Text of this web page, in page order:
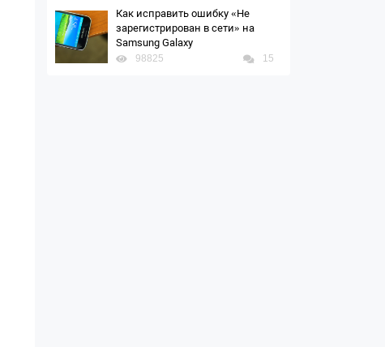
Как исправить ошибку «Не
зарегистрирован в сети» на
Samsung Galaxy
98825 15